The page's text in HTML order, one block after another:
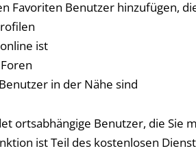
Favoriten Benutzer hinzufügen,
ist
in der Nähe sind
ortsabhängige Benutzer, die Sie
ist Teil des kostenlosen